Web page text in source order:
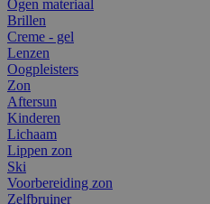
Ogen materiaal
Brillen
Creme - gel
Lenzen
Oogpleisters
Zon
Aftersun
Kinderen
Lichaam
Lippen zon
Ski
Voorbereiding zon
Zelfbruiner